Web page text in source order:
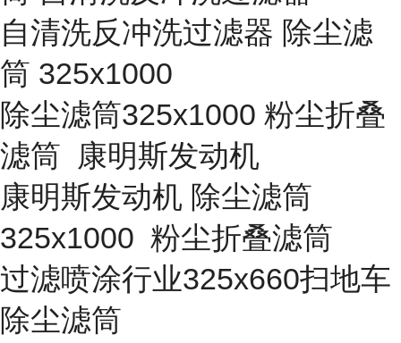
自清洗反冲洗过滤器 除尘滤
筒 325x1000
除尘滤筒325x1000 粉尘折叠
滤筒 康明斯发动机
康明斯发动机 除尘滤筒
325x1000 粉尘折叠滤筒
过滤喷涂行业325x660扫地车
除尘滤筒